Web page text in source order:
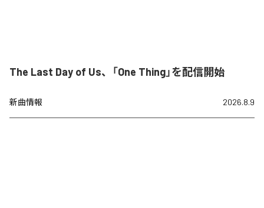
The Last Day of Us、「One Thing」を配信開始
新曲情報 2026.8.9